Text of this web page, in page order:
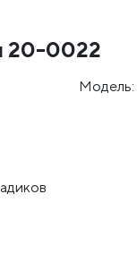
20-0022